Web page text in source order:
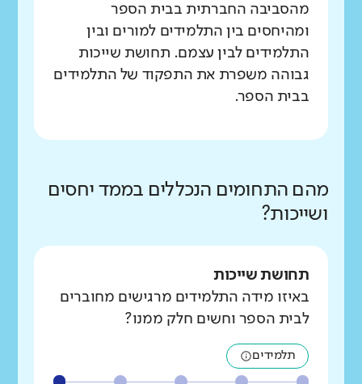
מהסביבה החברתית בבית הספר
ומהיחסים בין התלמידים למורים ובין
התלמידים לבין עצמם. תחושת שייכות
גבוהה משפרת את התפקוד של התלמידים
בבית הספר.
מהם התחומים הנכללים בממד יחסים
ושייכות?
תחושת שייכות
באיזו מידה התלמידים מרגישים מחוברים
לבית הספר וחשים חלק ממנו?
תלמידים